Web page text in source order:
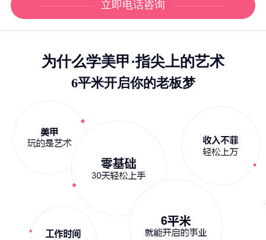
立即电话咨询
为什么学美甲·指尖上的艺术
6平米开启你的老板梦